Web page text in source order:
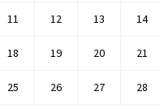
11 12 13 14
18 19 20 21
25 26 27 28